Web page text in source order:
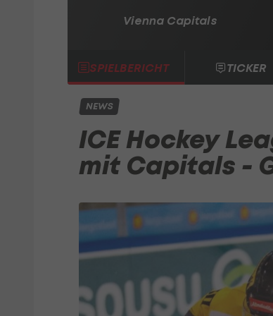
Vienna Capitals
SPIELBERICHT TICKER
NEWS
ICE Hockey
mit Capitals -